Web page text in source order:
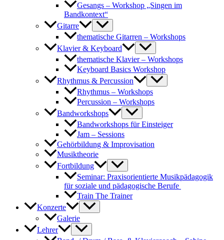
Gesangs – Workshop „Singen im
Bandkontext“
Gitarre
thematische Gitarren – Workshops
Klavier & Keyboard
thematische Klavier – Workshops
Keyboard Basics Workshop
Rhythmus & Percussion
Rhythmus – Workshops
Percussion – Workshops
Bandworkshops
Bandworkshops für Einsteiger
Jam – Sessions
Gehörbildung & Improvisation
Musiktheorie
Fortbildung
Seminar: Praxisorientierte Musikpädagogik
für soziale und pädagogische Berufe
Train The Trainer
Konzerte
Galerie
Lehrer